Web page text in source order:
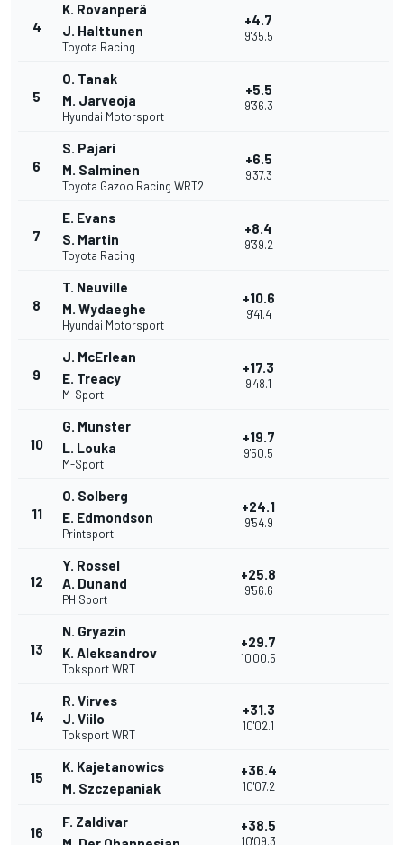
4
K. Rovanperä
J. Halttunen
Toyota Racing
+4.7
9'35.5
5
O. Tanak
M. Jarveoja
Hyundai Motorsport
+5.5
9'36.3
6
S. Pajari
M. Salminen
Toyota Gazoo Racing WRT2
+6.5
9'37.3
7
E. Evans
S. Martin
Toyota Racing
+8.4
9'39.2
8
T. Neuville
M. Wydaeghe
Hyundai Motorsport
+10.6
9'41.4
9
J. McErlean
E. Treacy
M-Sport
+17.3
9'48.1
10
G. Munster
L. Louka
M-Sport
+19.7
9'50.5
11
O. Solberg
E. Edmondson
Printsport
+24.1
9'54.9
12
Y. Rossel
A. Dunand
PH Sport
+25.8
9'56.6
13
N. Gryazin
K. Aleksandrov
Toksport WRT
+29.7
10'00.5
14
R. Virves
J. Viilo
Toksport WRT
+31.3
10'02.1
15
K. Kajetanowics
M. Szczepaniak
+36.4
10'07.2
16
F. Zaldivar
+38.5
10'09.3